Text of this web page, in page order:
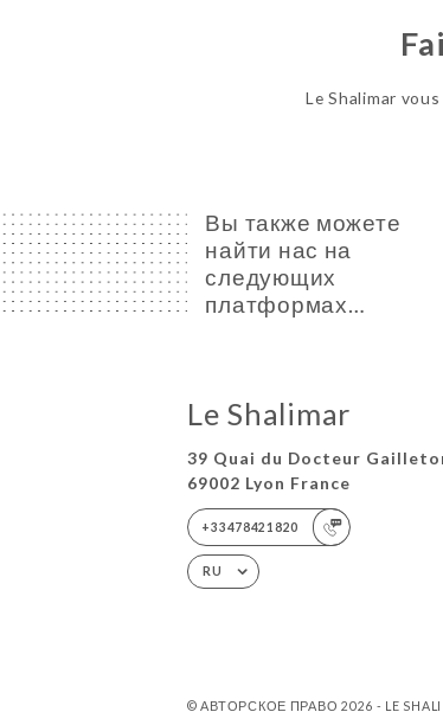
Le Shalimar
Вы также можете
найти нас на
следующих
платформах…
Le Shalimar
39 Quai du Docteur
69002 Lyon France
+33478421820
RU
© АВТОРСКОЕ ПРАВО 2026 - LE